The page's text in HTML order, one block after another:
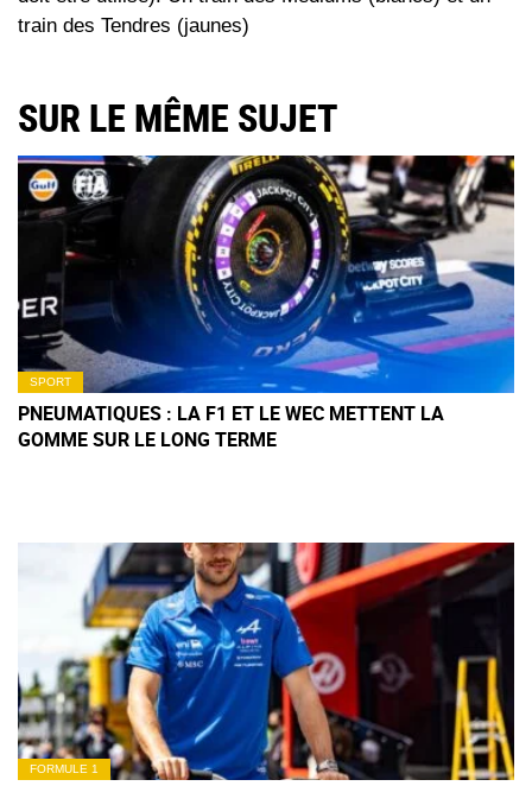
train des Tendres (jaunes)
SUR LE MÊME SUJET
SPORT
PNEUMATIQUES : LA F1 ET LE WEC METTENT LA
GOMME SUR LE LONG TERME
FORMULE 1